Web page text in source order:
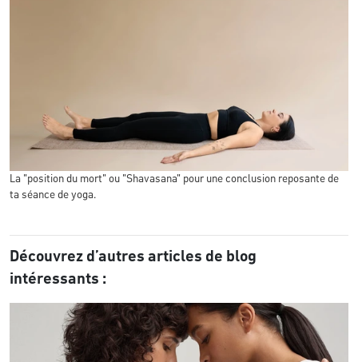
La "position du mort" ou "Shavasana" pour une conclusion reposante de
ta séance de yoga.
Découvrez d’autres articles de blog
intéressants :